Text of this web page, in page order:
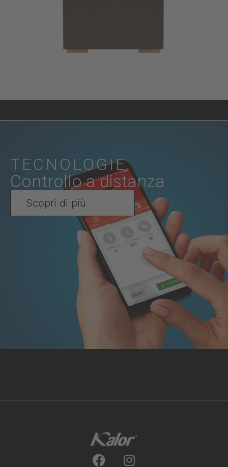
TECNOLOGIE
Controllo a distanza
Scopri di più